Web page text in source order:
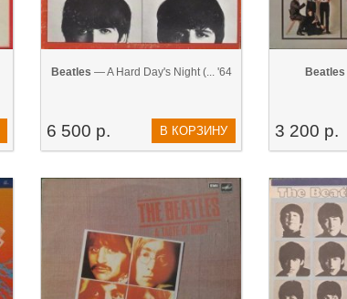
Beatles — A Hard Day's Night (... '64
6 500 р. В КОРЗИНУ
Beatles
3 200 р.